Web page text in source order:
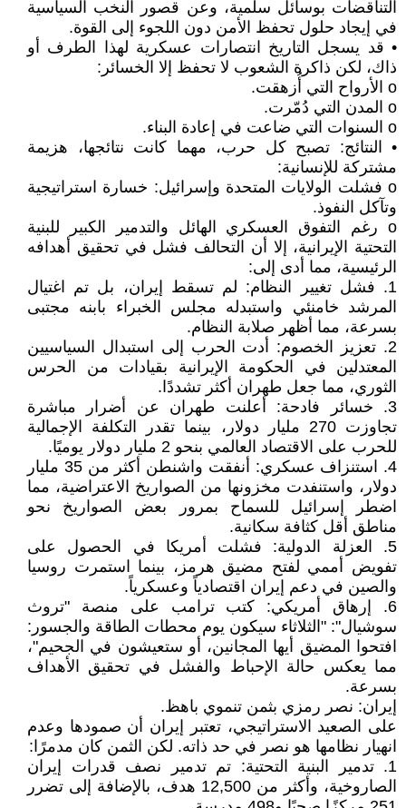
التناقضات بوسائل سلمية، وعن قصور النخب السياسية
في إيجاد حلول تحفظ الأمن دون اللجوء إلى القوة.
• قد يسجل التاريخ انتصارات عسكرية لهذا الطرف أو
ذاك، لكن ذاكرة الشعوب لا تحفظ إلا الخسائر:
o الأرواح التي أُزهقت.
o المدن التي دُمّرت.
o السنوات التي ضاعت في إعادة البناء.
• النتائج: تصبح كل حرب، مهما كانت نتائجها، هزيمة
مشتركة للإنسانية:
o فشلت الولايات المتحدة وإسرائيل: خسارة استراتيجية
وتآكل النفوذ.
o رغم التفوق العسكري الهائل والتدمير الكبير للبنية
التحتية الإيرانية، إلا أن التحالف فشل في تحقيق أهدافه
الرئيسية، مما أدى إلى:
1. فشل تغيير النظام: لم تسقط إيران، بل تم اغتيال
المرشد خامنئي واستبدله مجلس الخبراء بابنه مجتبى
بسرعة، مما أظهر صلابة النظام.
2. تعزيز الخصوم: أدت الحرب إلى استبدال السياسيين
المعتدلين في الحكومة الإيرانية بقيادات من الحرس
الثوري، مما جعل طهران أكثر تشددًا.
3. خسائر فادحة: أعلنت طهران عن أضرار مباشرة
تجاوزت 270 مليار دولار، بينما تقدر التكلفة الإجمالية
للحرب على الاقتصاد العالمي بنحو 2 مليار دولار يوميًا.
4. استنزاف عسكري: أنفقت واشنطن أكثر من 35 مليار
دولار، واستنفدت مخزونها من الصواريخ الاعتراضية، مما
اضطر إسرائيل للسماح بمرور بعض الصواريخ نحو
مناطق أقل كثافة سكانية.
5. العزلة الدولية: فشلت أمريكا في الحصول على
تفويض أممي لفتح مضيق هرمز، بينما استمرت روسيا
والصين في دعم إيران اقتصادياً وعسكرياً.
6. إرهاق أمريكي: كتب ترامب على منصة "تروث
سوشيال": "الثلاثاء سيكون يوم محطات الطاقة والجسور:
افتحوا المضيق أيها المجانين، أو ستعيشون في الجحيم"،
مما يعكس حالة الإحباط والفشل في تحقيق الأهداف
بسرعة.
إيران: نصر رمزي بثمن تنموي باهظ.
على الصعيد الاستراتيجي، تعتبر إيران أن صمودها وعدم
انهيار نظامها هو نصر في حد ذاته. لكن الثمن كان مدمرًا:
1. تدمير البنية التحتية: تم تدمير نصف قدرات إيران
الصاروخية، وأكثر من 12,500 هدف، بالإضافة إلى تضرر